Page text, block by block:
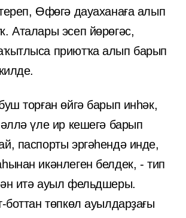
Өфөгә дауаханаға алып
Аталары эсеп йөрөгәс,
приютҡа алып барып
торған өйгә барып инһәк,
үле ир кешегә барып
паспорты эргәһендә инде,
икәнлеген белдек, - тип
итә ауыл фельдшеры.
боттан төпкөл ауылдарҙағы